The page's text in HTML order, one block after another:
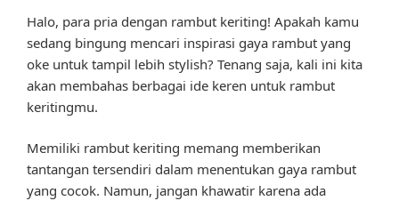
Halo, para pria dengan rambut keriting! Apakah kamu
sedang bingung mencari inspirasi gaya rambut yang
oke untuk tampil lebih stylish? Tenang saja, kali ini kita
akan membahas berbagai ide keren untuk rambut
keritingmu.
Memiliki rambut keriting memang memberikan
tantangan tersendiri dalam menentukan gaya rambut
yang cocok. Namun, jangan khawatir karena ada